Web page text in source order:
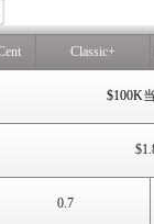
Classic+
$100K
0.7